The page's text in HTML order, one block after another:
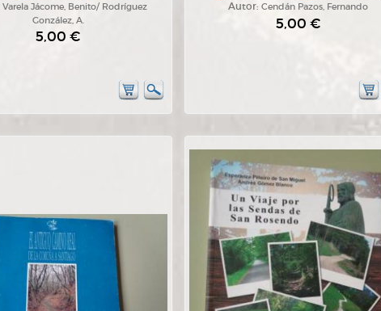
Varela Jácome, Benito/ Rodríguez
González, A.
5,00 €
Autor:Cendán Pazos, Fernando
5,00 €